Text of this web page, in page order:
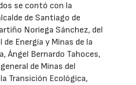
se contó con la
de Santiago de
Noriega Sánchez, del
Energía y Minas de la
Ángel Bernardo Tahoces,
de Minas del
Transición Ecológica,